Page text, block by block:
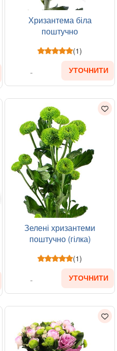
Хризантема біла
поштучно
(1)
УТОЧНИТИ
Зелені хризантеми
поштучно (гілка)
(1)
УТОЧНИТИ